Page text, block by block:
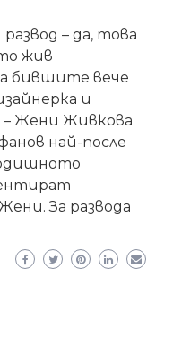
– да, това
жив
бившите вече
и
– Жени Живкова
най-после
За развода